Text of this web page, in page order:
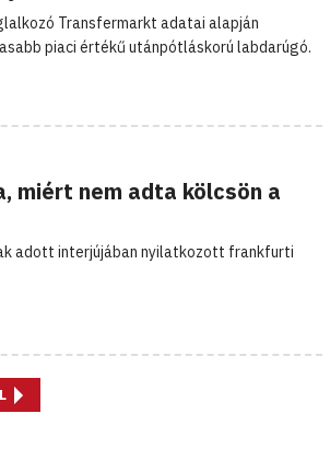
Transfermarkt adatai alapján
piaci értékű utánpótláskorú labdarúgó.
miért nem adta kölcsön a
adott interjújában nyilatkozott frankfurti